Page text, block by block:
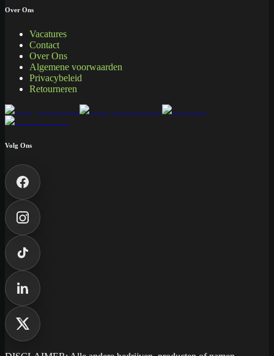
Over Ons
Vacatures
Contact
Over Ons
Algemene voorwaarden
Privacybeleid
Retourneren
Volg Ons